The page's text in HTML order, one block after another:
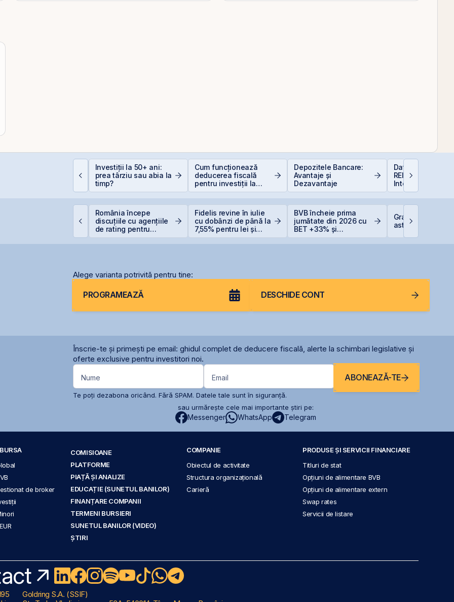
Investiții la 50+ ani:
prea târziu sau abia la
timp?
Cum funcționează
deducerea fiscală
pentru investiții la
bursă
Depozitele Bancare:
Avantaje și
Dezavantaje
Data Center REIT
REIT-ul în era
Inteligenței
România începe
discuțiile cu agențiile
de rating pentru
Fidelis revine în iulie
cu dobânzi de până la
7,55% pentru lei și
BVB încheie prima
jumătate din 2026 cu
BET +33% și
Graffiti Plus
astăzi pe piața
Alege varianta potrivită pentru tine:
PROGRAMEAZĂ DESCHIDE CONT
Înscrie-te și primești pe email: ghidul complet de deducere fiscală, alerte la schimbari legislative și
oferte exclusive pentru investitori noi.
Nume Email ABONEAZĂ-TE
Te poți dezabona oricând. Fără SPAM. Datele tale sunt în siguranță.
sau urmărește cele mai importante știri pe:
Messenger WhatsApp Telegram
de broker
COMISIOANE
PLATFORME
PIAȚĂ ȘI ANALIZE
EDUCAȚIE (SUNETUL BANILOR)
FINANȚARE COMPANII
TERMENI BURSIERI
SUNETUL BANILOR (VIDEO)
ȘTIRI
COMPANIE
Obiectul de activitate
Structura organizațională
Carieră
PRODUSE ȘI SERVICII FINANCIARE
Titluri de stat
Opțiuni de alimentare BVB
Opțiuni de alimentare extern
Swap rates
Servicii de listare
Goldring S.A. (SSIF)